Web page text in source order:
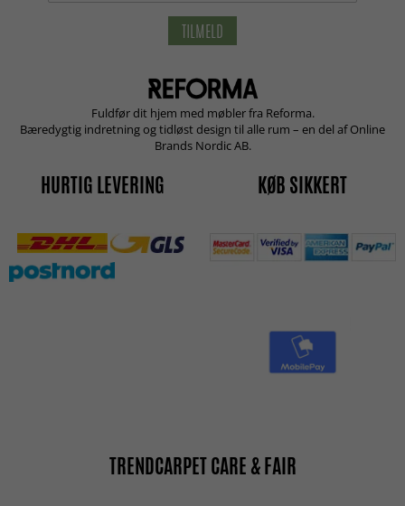
TILMELD
Fuldfør dit hjem med møbler fra Reforma.
Bæredygtig indretning og tidløst design til alle rum – en del af Online
Brands Nordic AB.
HURTIG LEVERING KØB SIKKERT
TRENDCARPET CARE & FAIR